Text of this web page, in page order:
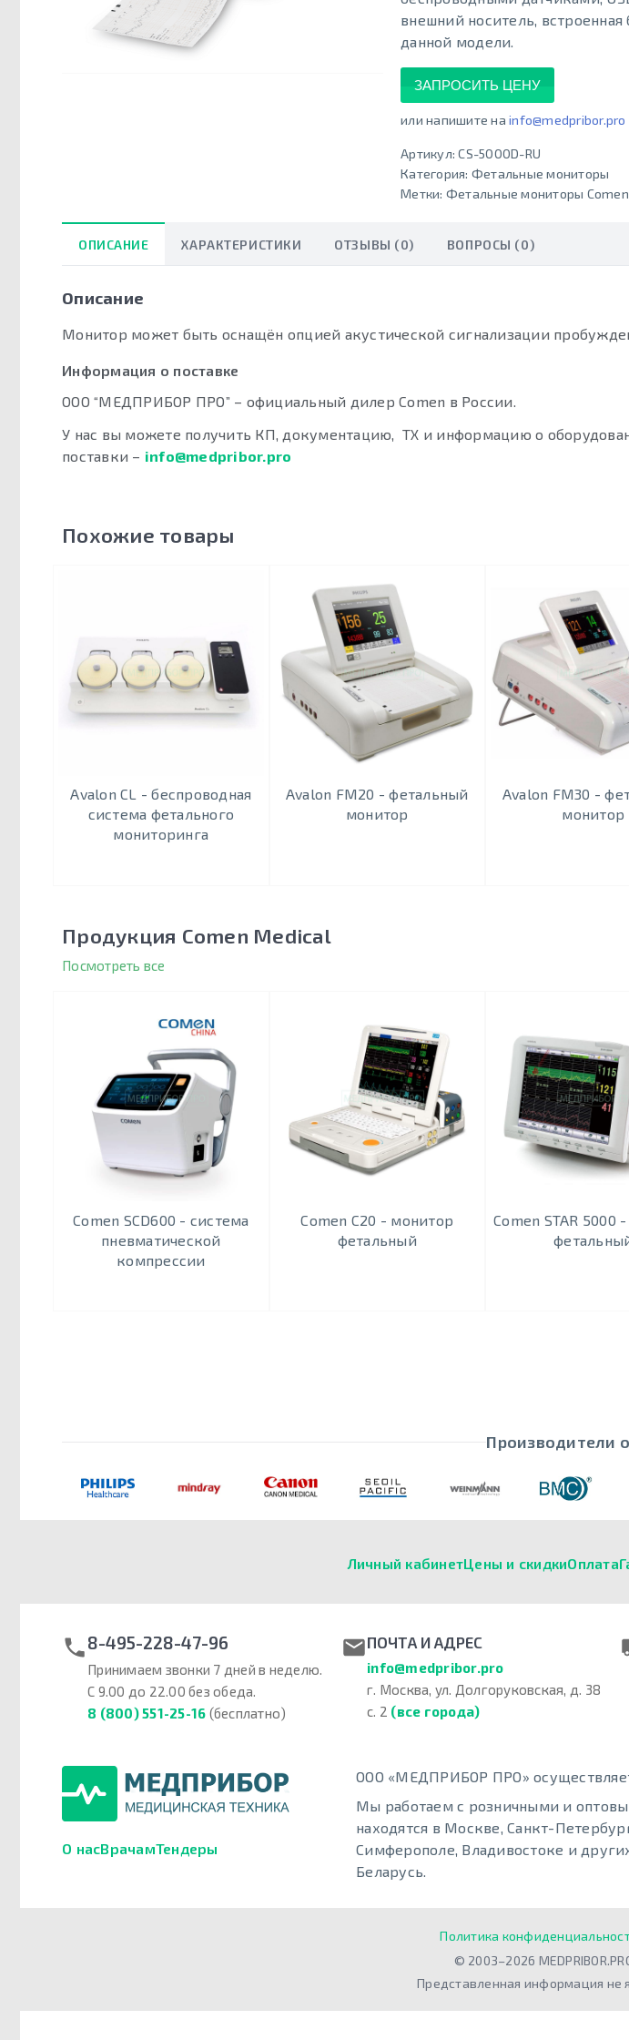
внешний носитель,
данной модели.
ЗАПРОСИТЬ ЦЕНУ
или напишите наinfo@medpribor.pro
Артикул:CS-5000D-RU
Категория: Фетальные мониторы
Метки: Фетальные мониторы Comen
ОПИСАНИЕ ХАРАКТЕРИСТИКИ ОТЗЫВЫ (0) ВОПРОСЫ (0)
Описание
Монитор может быть оснащён опцией акустической сигнализации
Информация о поставке
ООО “МЕДПРИБОР ПРО” – официальный дилер Comen в России.
У нас вы можете получить КП, документацию, ТХ и информацию о
поставки – info@medpribor.pro
Похожие товары
Avalon CL - беспроводная
система фетального
мониторинга
Avalon FM20 - фетальный
монитор
Avalon FM30 -
монитор
Продукция Comen Medical
Посмотреть все
Comen SCD600 - система
пневматической
компрессии
Comen C20 - монитор
фетальный
Comen STAR 5000
Производители
Личный кабинетЦены и скидкиОплата
8-495-228-47-96
Принимаем звонки 7 дней в неделю.
С 9.00 до 22.00 без обеда.
8 (800) 551-25-16 (бесплатно)
ПОЧТА И АДРЕС
info@medpribor.pro
г. Москва, ул. Долгоруковская, д. 38
с. 2 (все города)
О насВрачамТендеры
ООО «МЕДПРИБОР ПРО»
Мы работаем с розничными и
находятся в Москве, Санкт-
Симферополе, Владивостоке и
Беларусь.
Политика
© 2003–2026
Представленная информация не